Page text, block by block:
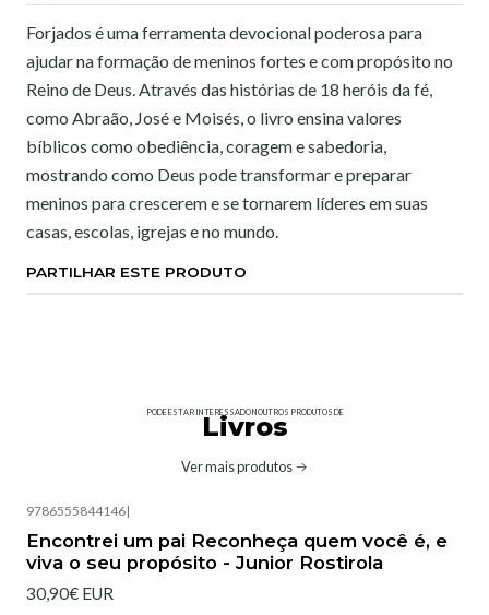
Forjados é uma ferramenta devocional poderosa para
ajudar na formação de meninos fortes e com propósito no
Reino de Deus. Através das histórias de 18 heróis da fé,
como Abraão, José e Moisés, o livro ensina valores
bíblicos como obediência, coragem e sabedoria,
mostrando como Deus pode transformar e preparar
meninos para crescerem e se tornarem líderes em suas
casas, escolas, igrejas e no mundo.
PARTILHAR ESTE PRODUTO
PODE ESTAR INTERESSADO NOUTROS PRODUTOS DE
Livros
Ver mais produtos
9786555844146|
Encontrei um pai Reconheça quem você é, e
viva o seu propósito - Junior Rostirola
30,90€ EUR